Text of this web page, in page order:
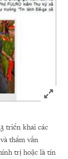
Click
triển khai các
thẩm vấn
trị hoặc là tín